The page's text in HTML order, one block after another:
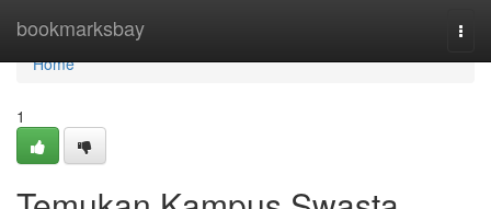
bookmarksbay
Home
Home
1